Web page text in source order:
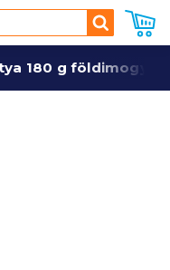
Keresés
180 g